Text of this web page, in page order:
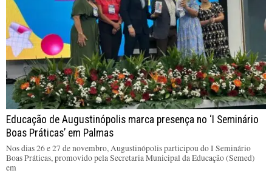
Educação de Augustinópolis marca presença no ‘I Seminário
Boas Práticas’ em Palmas
Nos dias 26 e 27 de novembro, Augustinópolis participou do I Seminário
Boas Práticas, promovido pela Secretaria Municipal da Educação (Semed)
em